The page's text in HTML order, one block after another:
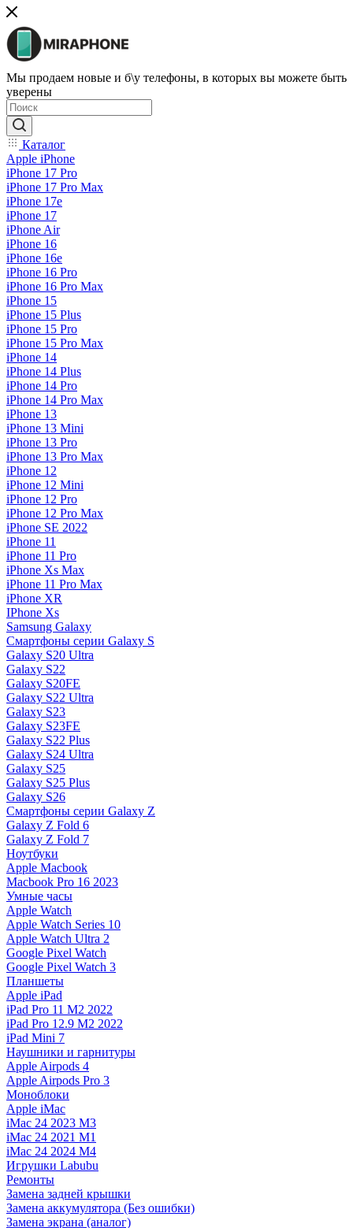
Мы продаем новые и б\у телефоны, в которых вы можете быть
уверены
Каталог
Apple iPhone
iPhone 17 Pro
iPhone 17 Pro Max
iPhone 17e
iPhone 17
iPhone Air
iPhone 16
iPhone 16e
iPhone 16 Pro
iPhone 16 Pro Max
iPhone 15
iPhone 15 Plus
iPhone 15 Pro
iPhone 15 Pro Max
iPhone 14
iPhone 14 Plus
iPhone 14 Pro
iPhone 14 Pro Max
iPhone 13
iPhone 13 Mini
iPhone 13 Pro
iPhone 13 Pro Max
iPhone 12
iPhone 12 Mini
iPhone 12 Pro
iPhone 12 Pro Max
iPhone SE 2022
iPhone 11
iPhone 11 Pro
iPhone Xs Max
iPhone 11 Pro Max
iPhone XR
IPhone Xs
Samsung Galaxy
Смартфоны серии Galaxy S
Galaxy S20 Ultra
Galaxy S22
Galaxy S20FE
Galaxy S22 Ultra
Galaxy S23
Galaxy S23FE
Galaxy S22 Plus
Galaxy S24 Ultra
Galaxy S25
Galaxy S25 Plus
Galaxy S26
Смартфоны серии Galaxy Z
Galaxy Z Fold 6
Galaxy Z Fold 7
Ноутбуки
Apple Macbook
Macbook Pro 16 2023
Умные часы
Apple Watch
Apple Watch Series 10
Apple Watch Ultra 2
Google Pixel Watch
Google Pixel Watch 3
Планшеты
Apple iPad
iPad Pro 11 M2 2022
iPad Pro 12.9 M2 2022
iPad Mini 7
Наушники и гарнитуры
Apple Airpods 4
Apple Airpods Pro 3
Моноблоки
Apple iMac
iMac 24 2023 M3
iMac 24 2021 M1
iMac 24 2024 M4
Игрушки Labubu
Ремонты
Замена задней крышки
Замена аккумулятора (Без ошибки)
Замена экрана (аналог)